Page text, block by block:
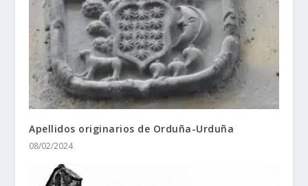
Apellidos originarios de Orduña-Urduña
08/02/2024